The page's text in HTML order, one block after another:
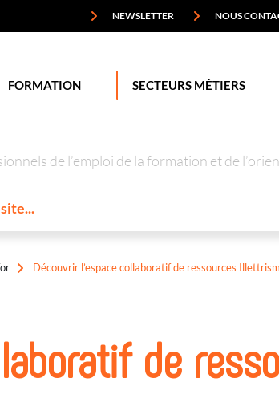
NEWSLETTER NOUS
FORMATION SECTEURS MÉTIERS
de l’emploi de la formation et de
Découvrir l’espace collaboratif de ressources
de